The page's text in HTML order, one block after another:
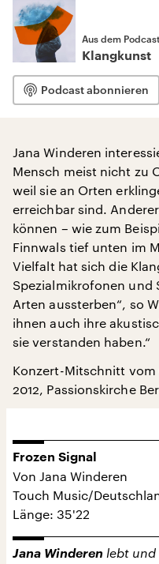
Aus dem Podcast
Klangkunst
Podcast abonnieren
Jana Winderen
Mensch meist nicht zu
weil sie an Orten
erreichbar sind.
können – wie zum
Finnwals tief unten im
Vielfalt hat sich die
Spezialmikrofonen und
Arten aussterben“, so
ihnen auch ihre
sie verstanden haben.“
Konzert-Mitschnitt vom
2012, Passionskirche
Frozen Signal
Von Jana Winderen
Touch Music/
Länge: 35'22
Jana Winderen lebt und